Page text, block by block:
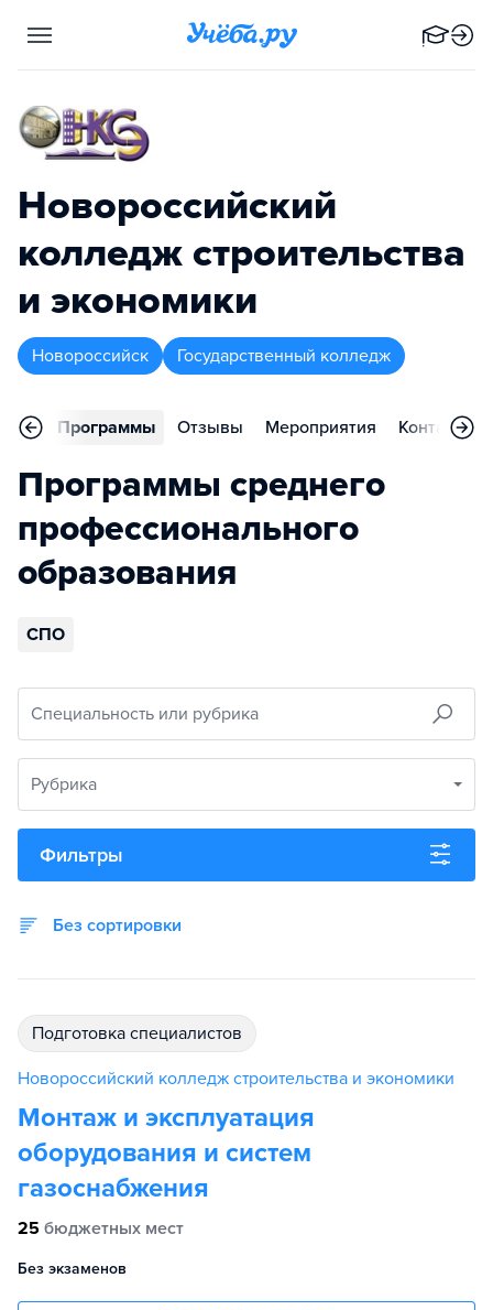
Новороссийский
колледж строительства
и экономики
Новороссийск Государственный колледж
Программы Отзывы Мероприятия Контакты
Программы среднего
профессионального
образования
СПО
Специальность или рубрика
Рубрика
Фильтры
Без сортировки
подготовка специалистов
Новороссийский колледж строительства и экономики
Монтаж и эксплуатация
оборудования и систем
газоснабжения
25 бюджетных мест
Без экзаменов